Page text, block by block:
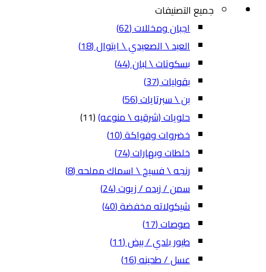
جميع التصنيفات
اجبان ومخللات(62)
العبد \ الصعيدي \ ايتوال(18)
بسكوتات \ لبان(44)
بقوليات(37)
بن \ سبرتايات(56)
حلويات (شرقيه \ منوعه)(11)
خضروات وفواكة(10)
خلطات وبهارات(74)
رنجه \ فسيخ \ اسماك مملحه(8)
سمن / زبده / زيوت(24)
شيكولاته مخفضة(40)
صوصات(17)
طيور بلدي / بيض(11)
عسل / طحينه(16)